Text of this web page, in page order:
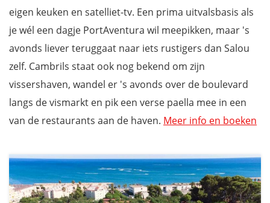
eigen keuken en satelliet-tv. Een prima uitvalsbasis als
je wél een dagje PortAventura wil meepikken, maar 's
avonds liever teruggaat naar iets rustigers dan Salou
zelf. Cambrils staat ook nog bekend om zijn
vissershaven, wandel er 's avonds over de boulevard
langs de vismarkt en pik een verse paella mee in een
van de restaurants aan de haven. Meer info en boeken